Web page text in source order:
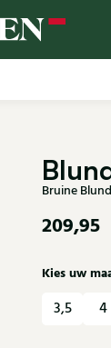
Bruine
209,95
Kies uw
3,5 4